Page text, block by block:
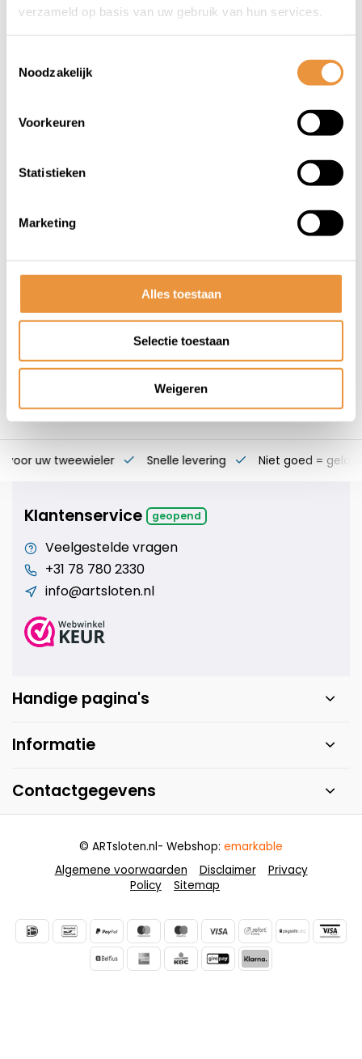
verzameld op basis van uw gebruik van hun services.
Noodzakelijk
Voorkeuren
Statistieken
Marketing
Alles toestaan
Selectie toestaan
Weigeren
Recent bekeken
31 x 22 x 0.3 mm (20 stuks)
voor uw tweewieler Snelle levering Niet goed = geld
Klantenservice geopend
Veelgestelde vragen
+31 78 780 2330
info@artsloten.nl
Handige pagina's
Informatie
Contactgegevens
Algemene voorwaarden Disclaimer
Privacy
Policy
Sitemap
© ARTsloten.nl- Webshop: emarkable